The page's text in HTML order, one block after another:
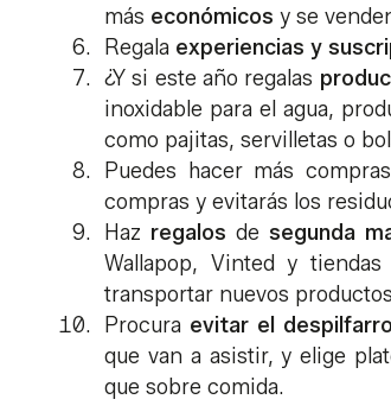
más económicos y se
Regala experiencias y
¿Y si este año regalas
inoxidable para el agua,
como pajitas, servilletas o
Puedes hacer más
compras y evitarás los
Haz regalos de segunda
Wallapop, Vinted y
transportar nuevos
Procura evitar el
que van a asistir, y elige
que sobre comida.